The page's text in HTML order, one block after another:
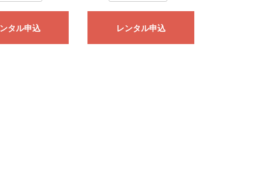
タル申込 レンタル申込